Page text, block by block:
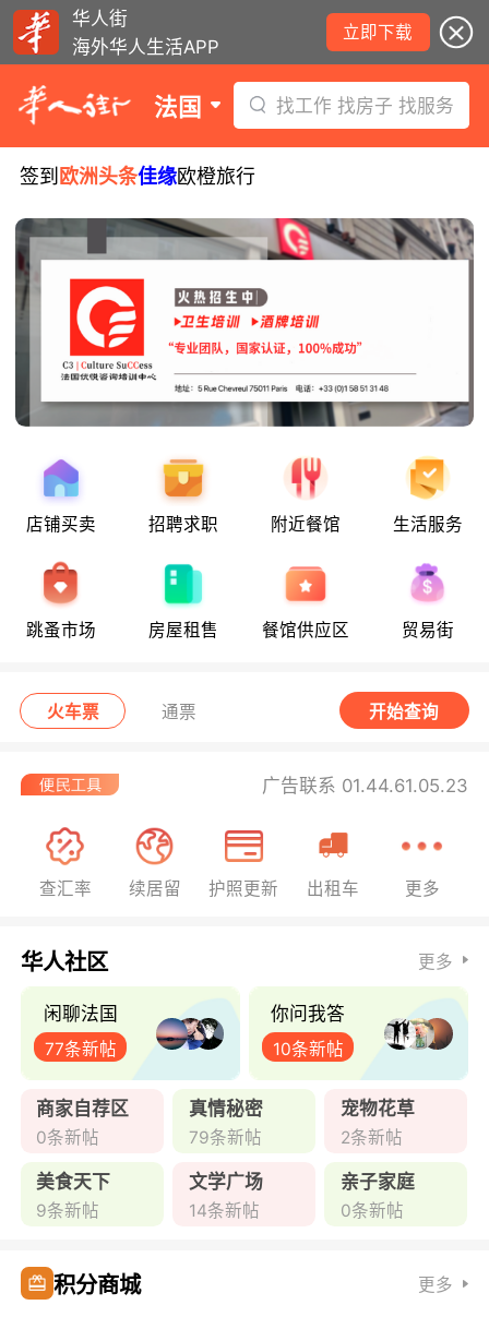
华人街
海外华人生活APP
立即下载
法国 找工作 找房子 找服务
签到 欧洲头条佳缘欧橙旅行
店铺买卖 招聘求职 附近餐馆 生活服务
跳蚤市场 房屋租售 餐馆供应区 贸易街
火车票 通票 开始查询
广告联系 01.44.61.05.23
查汇率 续居留 护照更新 出租车 更多
华人社区 更多
闲聊法国
77条新帖
你问我答
10条新帖
商家自荐区
0条新帖
真情秘密
79条新帖
宠物花草
2条新帖
美食天下
9条新帖
文学广场
14条新帖
亲子家庭
0条新帖
积分商城 更多